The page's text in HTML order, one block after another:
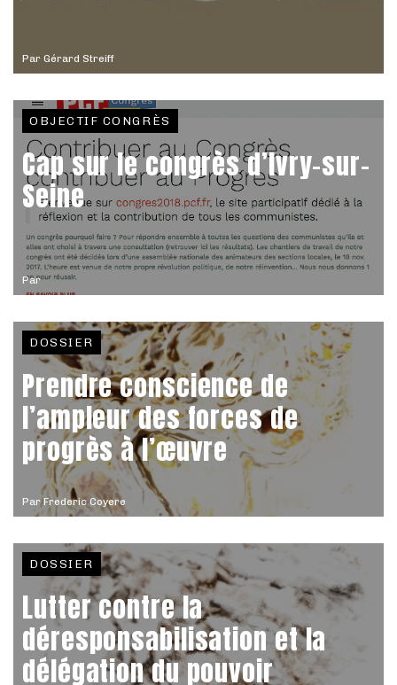
Par Gérard Streiff
Par
OBJECTIF CONGRÈS
Cap sur le congrès d’Ivry-sur-
Seine
ParFrederic Coyere
DOSSIER
Prendre conscience de
l’ampleur des forces de
progrès à l’œuvre
DOSSIER
Lutter contre la
déresponsabilisation et la
délégation du pouvoir